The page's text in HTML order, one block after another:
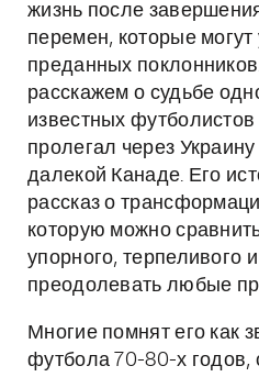
жизнь после
перемен, которые
преданных
расскажем о судьбе
известных
пролегал через
далекой Канаде. Его
рассказ о
которую можно
упорного, терпеливого
преодолевать любые
Многие помнят его как
футбола 70-80-х годов,